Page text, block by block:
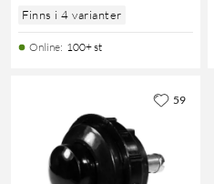
Finns i 4 varianter
Online: 100+ st
59